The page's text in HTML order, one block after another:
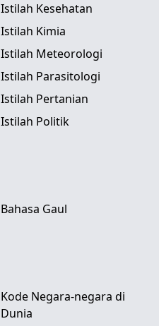
Istilah Kesehatan
Istilah Kimia
Istilah Meteorologi
Istilah Parasitologi
Istilah Pertanian
Istilah Politik
Bahasa Gaul
Kode Negara-negara di
Dunia